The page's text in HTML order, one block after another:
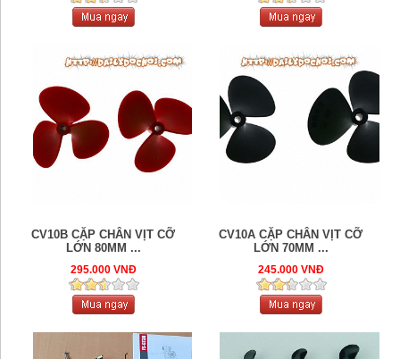
CV10B CẶP CHÂN VỊT CỠ
LỚN 80MM ...
295.000 VNĐ
CV10A CẶP CHÂN VỊT CỠ
LỚN 70MM ...
245.000 VNĐ